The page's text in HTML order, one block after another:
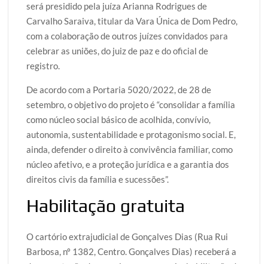
será presidido pela juíza Arianna Rodrigues de
Carvalho Saraiva, titular da Vara Única de Dom Pedro,
com a colaboração de outros juízes convidados para
celebrar as uniões, do juiz de paz e do oficial de
registro.
De acordo com a Portaria 5020/2022, de 28 de
setembro, o objetivo do projeto é “consolidar a família
como núcleo social básico de acolhida, convívio,
autonomia, sustentabilidade e protagonismo social. E,
ainda, defender o direito à convivência familiar, como
núcleo afetivo, e a proteção jurídica e a garantia dos
direitos civis da família e sucessões”.
Habilitação gratuita
O cartório extrajudicial de Gonçalves Dias (Rua Rui
Barbosa, nº 1382, Centro. Gonçalves Dias) receberá a